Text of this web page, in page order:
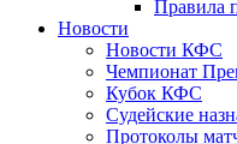
Правила
Новости
Новости КФС
Чемпионат
Кубок КФС
Судейские
Протоколы